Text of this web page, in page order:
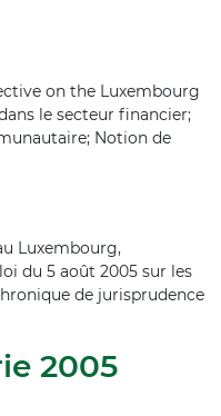
on the Luxembourg
le secteur financier;
Notion de
Luxembourg,
du 5 août 2005 sur les
de jurisprudence
2005